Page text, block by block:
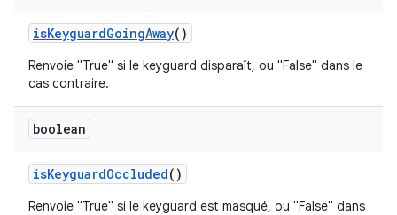
isKeyguardGoingAway()
Renvoie "True" si le keyguard disparaît, ou "False" dans le
cas contraire.
boolean
isKeyguardOccluded()
Renvoie "True" si le keyguard est masqué, ou "False" dans